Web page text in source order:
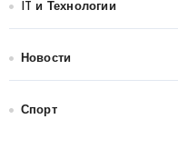
IT и Технологии
Новости
Спорт